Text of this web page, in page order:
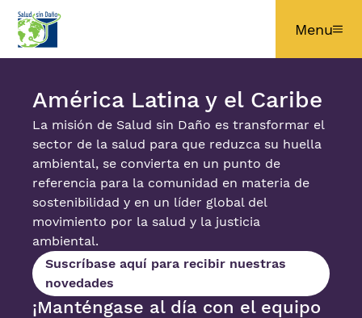
Pasar al contenido principal
Menu
América Latina y el Caribe
La misión de Salud sin Daño es transformar el
sector de la salud para que reduzca su huella
ambiental, se convierta en un punto de
referencia para la comunidad en materia de
sostenibilidad y en un líder global del
movimiento por la salud y la justicia
ambiental.
Suscríbase aquí para recibir nuestras
novedades
¡Manténgase al día con el equipo